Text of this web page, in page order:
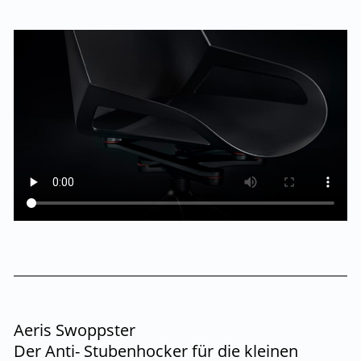
Aeris Swoppster
Der Anti- Stubenhocker für die kleinen